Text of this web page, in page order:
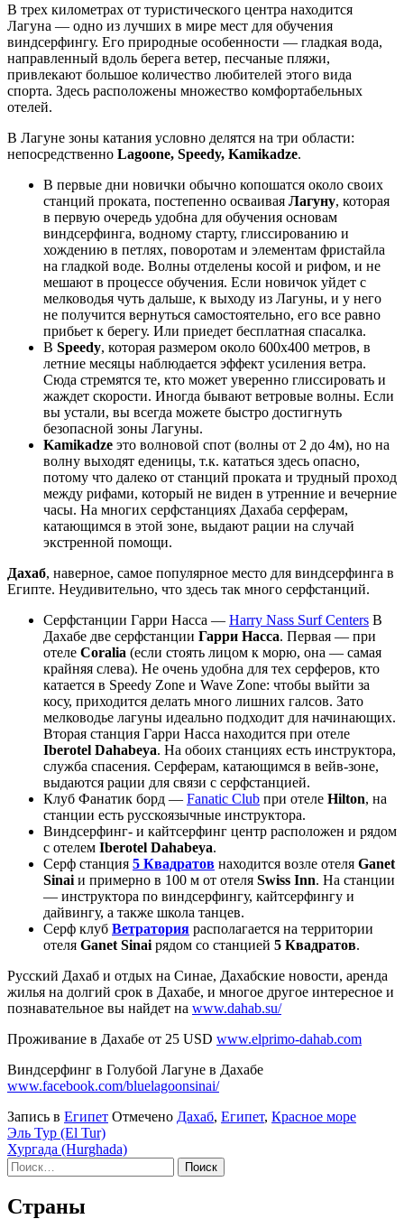
В трех километрах от туристического центра находится
Лагуна — одно из лучших в мире мест для обучения
виндсерфингу. Его природные особенности — гладкая вода,
направленный вдоль берега ветер, песчаные пляжи,
привлекают большое количество любителей этого вида
спорта. Здесь расположены множество комфортабельных
отелей.
В Лагуне зоны катания условно делятся на три области:
непосредственно Lagoone, Speedy, Kamikadze.
В первые дни новички обычно копошатся около своих
станций проката, постепенно осваивая Лагуну, которая
в первую очередь удобна для обучения основам
виндсерфинга, водному старту, глиссированию и
хождению в петлях, поворотам и элементам фристайла
на гладкой воде. Волны отделены косой и рифом, и не
мешают в процессе обучения. Если новичок уйдет с
мелководья чуть дальше, к выходу из Лагуны, и у него
не получится вернуться самостоятельно, его все равно
прибьет к берегу. Или приедет бесплатная спасалка.
В Speedy, которая размером около 600х400 метров, в
летние месяцы наблюдается эффект усиления ветра.
Сюда стремятся те, кто может уверенно глиссировать и
жаждет скорости. Иногда бывают ветровые волны. Если
вы устали, вы всегда можете быстро достигнуть
безопасной зоны Лагуны.
Kamikadze это волновой спот (волны от 2 до 4м), но на
волну выходят еденицы, т.к. кататься здесь опасно,
потому что далеко от станций проката и трудный проход
между рифами, который не виден в утренние и вечерние
часы. На многих серфстанциях Дахаба серферам,
катающимся в этой зоне, выдают рации на случай
экстренной помощи.
Дахаб, наверное, самое популярное место для виндсерфинга в
Египте. Неудивительно, что здесь так много серфстанций.
Серфстанции Гарри Насса — Harry Nass Surf Centers В
Дахабе две серфстанции Гарри Насса. Первая — при
отеле Coralia (если стоять лицом к морю, она — самая
крайняя слева). Не очень удобна для тех серферов, кто
катается в Speedy Zone и Wave Zone: чтобы выйти за
косу, приходится делать много лишних галсов. Зато
мелководье лагуны идеально подходит для начинающих.
Вторая станция Гарри Насса находится при отеле
Iberotel Dahabeya. На обоих станциях есть инструктора,
служба спасения. Серферам, катающимся в вейв-зоне,
выдаются рации для связи с серфстанцией.
Клуб Фанатик борд — Fanatic Club при отеле Hilton, на
станции есть русскоязычные инструктора.
Виндсерфинг- и кайтсерфинг центр расположен и рядом
с отелем Iberotel Dahabeya.
Серф станция 5 Квадратов находится возле отеля Ganet
Sinai и примерно в 100 м от отеля Swiss Inn. На станции
— инструктора по виндсерфингу, кайтсерфингу и
дайвингу, а также школа танцев.
Серф клуб Ветратория располагается на территории
отеля Ganet Sinai рядом со станцией 5 Квадратов.
Русский Дахаб и отдых на Синае, Дахабские новости, аренда
жилья на долгий срок в Дахабе, и многое другое интересное и
познавательное вы найдет на www.dahab.su/
Проживание в Дахабе от 25 USD www.elprimo-dahab.com
Виндсерфинг в Голубой Лагуне в Дахабе
www.facebook.com/bluelagoonsinai/
Запись в Египет Отмечено Дахаб, Египет, Красное море
Навигация
по
записям
Эль Тур (El Tur)
Хургада (Hurghada)
Найти:
Страны